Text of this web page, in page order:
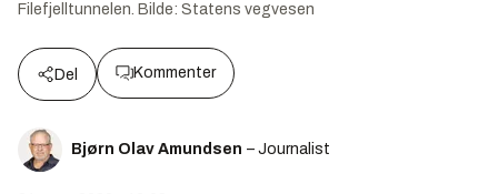
Filefjelltunnelen. Bilde: Statens vegvesen
Del Kommenter
Bjørn Olav Amundsen – Journalist